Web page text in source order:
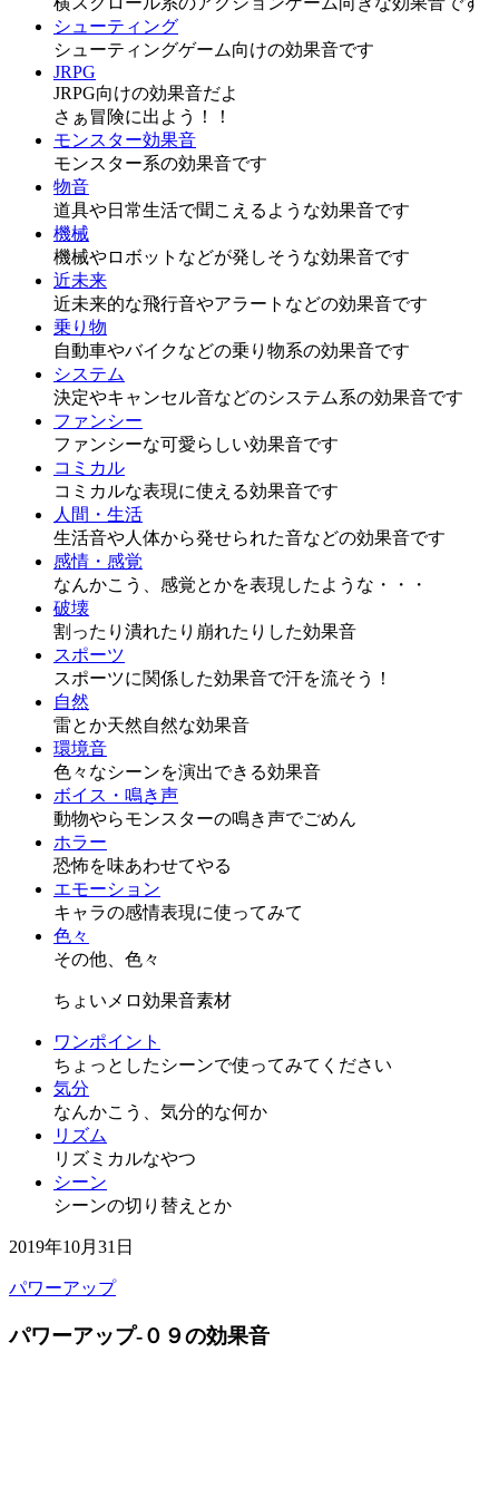
シューティング
シューティングゲーム向けの効果音です
JRPG
JRPG向けの効果音だよ
さぁ冒険に出よう！！
モンスター効果音
モンスター系の効果音です
物音
道具や日常生活で聞こえるような効果音です
機械
機械やロボットなどが発しそうな効果音です
近未来
近未来的な飛行音やアラートなどの効果音です
乗り物
自動車やバイクなどの乗り物系の効果音です
システム
決定やキャンセル音などのシステム系の効果音です
ファンシー
ファンシーな可愛らしい効果音です
コミカル
コミカルな表現に使える効果音です
人間・生活
生活音や人体から発せられた音などの効果音です
感情・感覚
なんかこう、感覚とかを表現したような・・・
破壊
割ったり潰れたり崩れたりした効果音
スポーツ
スポーツに関係した効果音で汗を流そう！
自然
雷とか天然自然な効果音
環境音
色々なシーンを演出できる効果音
ボイス・鳴き声
動物やらモンスターの鳴き声でごめん
ホラー
恐怖を味あわせてやる
エモーション
キャラの感情表現に使ってみて
色々
その他、色々
ちょいメロ効果音素材
ワンポイント
ちょっとしたシーンで使ってみてください
気分
なんかこう、気分的な何か
リズム
リズミカルなやつ
シーン
シーンの切り替えとか
2019年10月31日
パワーアップ
パワーアップ-０９の効果音